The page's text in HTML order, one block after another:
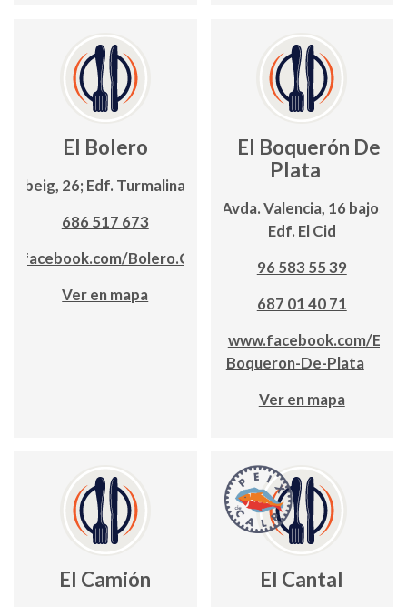
El Bolero
26; Edf. Turmalina, lc. 21
686 517 673
Bolero.Calpe/
Ver en mapa
El Boquerón De
Plata
Avda. Valencia, 16 bajo;
Edf. El Cid
96 583 55 39
687 01 40 71
www.facebook.com/El-
Boqueron-De-Plata
Ver en mapa
El Camión El Cantal